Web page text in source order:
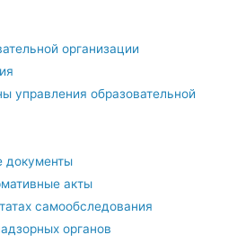
организации
управления образовательной
документы
акты
самообследования
органов